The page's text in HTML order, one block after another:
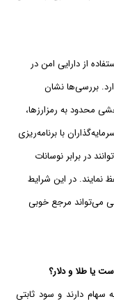
از دارایی امن در
بررسی‌ها نشان
محدود به رمزارزها،
با برنامه‌ریزی
در برابر نوسانات
نمایند. در این شرایط
می‌تواند مرجع خوبی
یاطلا و دلار؟
دارند و سود ثابتی